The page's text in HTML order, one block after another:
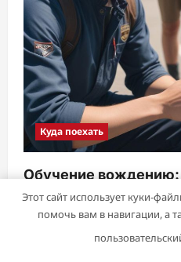
Куда поехать
Обучение вождению:
первой передачи и
экзаменам
28 октября
Этот сайт использует куки-
помочь вам в навигации, а